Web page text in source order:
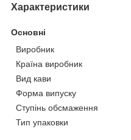
Характеристики
Основні
Виробник
Країна виробник
Вид кави
Форма випуску
Ступінь обсмаження
Тип упаковки